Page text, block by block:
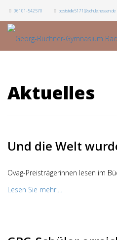
06101-542570 poststelle5171@schule.hessen.de
Aktuelles
Und die Welt
Ovag-Preisträgerinnen lesen im
Lesen Sie mehr....